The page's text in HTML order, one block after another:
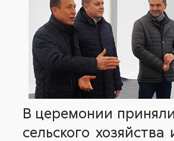
В церемонии
сельского